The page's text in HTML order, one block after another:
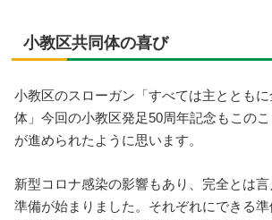
小教区共同体の喜び
小教区のスローガン「すべては主ととも
体」今回の小教区発足50周年記念もこの
が進められたように思います。
新型コロナ感染の影響もあり、完全とは言
準備が始まりました。それぞれにできる